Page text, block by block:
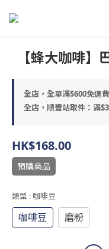
【蜂大咖啡
全店，全單滿$600免運費
全店，順豐站取件：滿
HK$168.00
預購商品
類型 : 咖啡豆
咖啡豆 磨粉